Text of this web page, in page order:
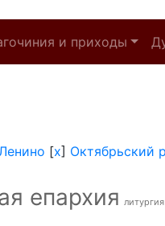
и приходы
[x] Октябрьский
епархия литургия